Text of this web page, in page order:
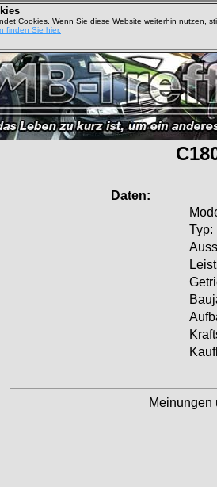
Cookies. Wenn Sie diese Website weiterhin nutzen,
finden Sie hier.
Daten:
Typ:
Meinungen